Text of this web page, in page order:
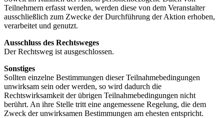
Teilnehmern erfasst werden, werden diese von dem Veranstalter
ausschließlich zum Zwecke der Durchführung der Aktion erhoben,
verarbeitet und genutzt.
Ausschluss des Rechtsweges
Der Rechtsweg ist ausgeschlossen.
Sonstiges
Sollten einzelne Bestimmungen dieser Teilnahmebedingungen
unwirksam sein oder werden, so wird dadurch die
Rechtswirksamkeit der übrigen Teilnahmebedingungen nicht
berührt. An ihre Stelle tritt eine angemessene Regelung, die dem
Zweck der unwirksamen Bestimmungen am ehesten entspricht.